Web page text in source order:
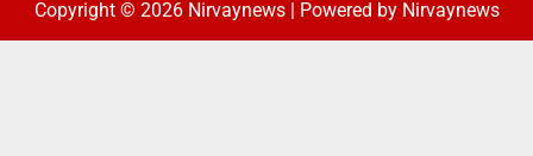
Copyright © 2026 Nirvaynews | Powered by Nirvaynews